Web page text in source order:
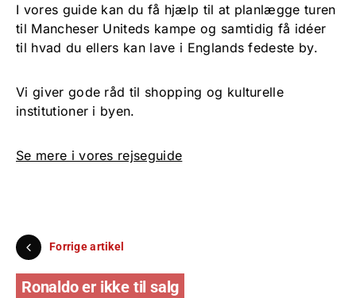
I vores guide kan du få hjælp til at planlægge turen
til Mancheser Uniteds kampe og samtidig få idéer
til hvad du ellers kan lave i Englands fedeste by.
Vi giver gode råd til shopping og kulturelle
institutioner i byen.
Se mere i vores rejseguide
Forrige artikel
Ronaldo er ikke til salg